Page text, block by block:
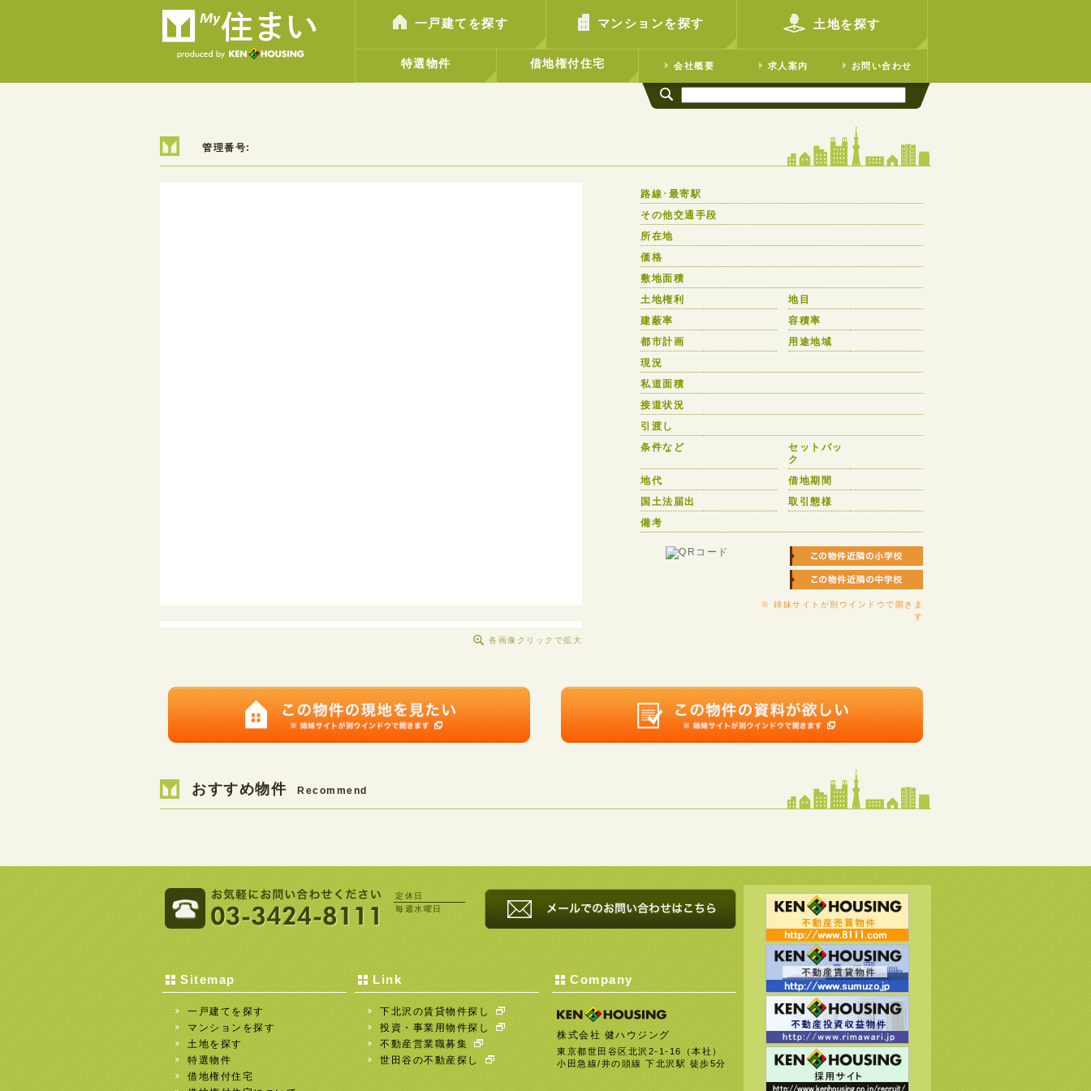
一戸建てを探す マンションを探す 土地を探す
特選物件 借地権付住宅 会社概要 求人案内 お問い合わせ
管理番号:
各画像クリックで拡大
路線･最寄駅
その他交通手段
所在地
価格
敷地面積
土地権利
地目
建蔽率
容積率
都市計画
用途地域
現況
私道面積
接道状況
引渡し
条件など
セットバッ
ク
地代
借地期間
国土法届出
取引態様
備考
※ 姉妹サイトが別ウインドウで開きま
す
おすすめ物件 Recommend
定休日
毎週水曜日
Sitemap
一戸建てを探す
マンションを探す
土地を探す
特選物件
借地権付住宅
Link
下北沢の賃貸物件探し
投資・事業用物件探し
不動産営業職募集
世田谷の不動産探し
Company
株式会社 健ハウジング
東京都世田谷区北沢2-1-16（本社）
小田急線/井の頭線 下北沢駅 徒歩5分